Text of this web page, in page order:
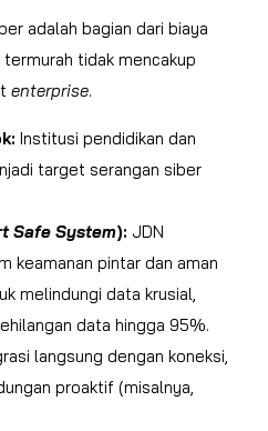
adalah bagian dari biaya
tidak mencakup
enterprise.
Institusi pendidikan dan
target serangan siber
Safe System): JDN
keamanan pintar dan aman
melindungi data krusial,
data hingga 95%.
langsung dengan koneksi,
proaktif (misalnya,